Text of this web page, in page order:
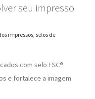
seu impresso
impressos selos de
com selo FSC®
e fortalece a imagem